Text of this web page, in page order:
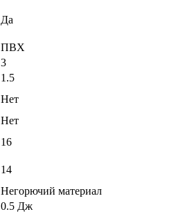
Да
ПВХ
3
1.5
Нет
Нет
16
14
Негорючий материал
0.5 Дж